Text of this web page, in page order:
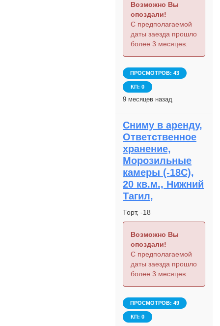
фур необходим 6. Склад
теплый
Возможно Вы
опоздали!
С предполагаемой
даты заезда прошло
более 3 месяцев.
ПРОСМОТРОВ: 43
КП: 0
9 месяцев назад
Сниму в аренду,
Ответственное
хранение,
Морозильные
камеры (-18С),
20 кв.м., Нижний
Тагил,
Торт, -18
Возможно Вы
опоздали!
С предполагаемой
даты заезда прошло
более 3 месяцев.
ПРОСМОТРОВ: 49
КП: 0